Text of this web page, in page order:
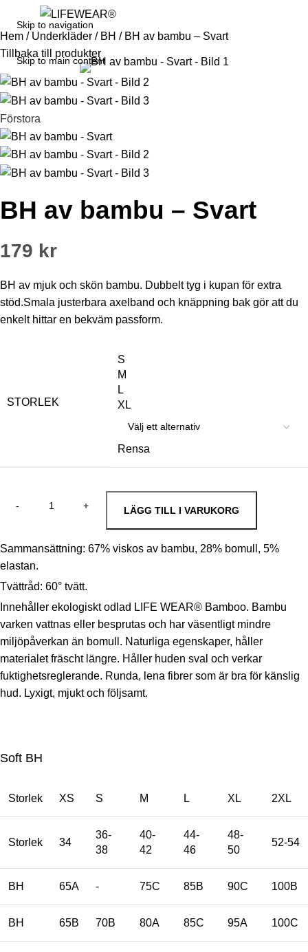
Skip to navigation
Skip to main content
Hem / Underkläder / BH / BH av bambu – Svart
Tillbaka till produkter
Förstora
BH av bambu – Svart
179 kr
BH av mjuk och skön bambu. Dubbelt tyg i kupan för extra
stöd.Smala justerbara axelband och knäppning bak gör att du
enkelt hittar en bekväm passform.
STORLEK
S
M
L
XL
Rensa
LÄGG TILL I VARUKORG
Sammansättning: 67% viskos av bambu, 28% bomull, 5%
elastan.
Tvättråd: 60° tvätt.
Innehåller ekologiskt odlad LIFE WEAR® Bamboo. Bambu
varken vattnas eller besprutas och har väsentligt mindre
miljöpåverkan än bomull. Naturliga egenskaper, håller
materialet fräscht längre. Håller huden sval och verkar
fuktighetsreglerande. Runda, lena fibrer som är bra för känslig
hud. Lyxigt, mjukt och följsamt.
Soft BH
Storlek XS S M L XL 2XL
Storlek 34
36-
38
40-
42
44-
46
48-
50
52-54
BH 65A - 75C 85B 90C 100B
BH 65B 70B 80A 85C 95A 100C